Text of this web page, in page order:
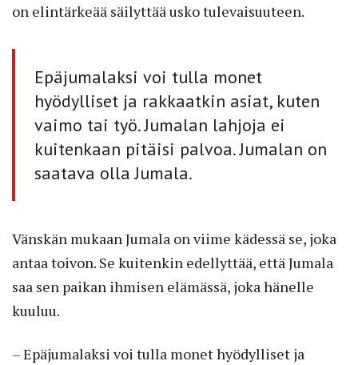
on elintärkeää säilyttää usko tulevaisuuteen.
Epäjumalaksi voi tulla monet
hyödylliset ja rakkaatkin asiat, kuten
vaimo tai työ. Jumalan lahjoja ei
kuitenkaan pitäisi palvoa. Jumalan on
saatava olla Jumala.
Vänskän mukaan Jumala on viime kädessä se, joka
antaa toivon. Se kuitenkin edellyttää, että Jumala
saa sen paikan ihmisen elämässä, joka hänelle
kuuluu.
– Epäjumalaksi voi tulla monet hyödylliset ja